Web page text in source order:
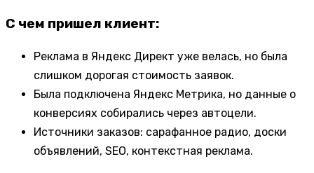
С чем пришел клиент:
Реклама в Яндекс Директ уже велась, но была
слишком дорогая стоимость заявок.
Была подключена Яндекс Метрика, но данные о
конверсиях собирались через автоцели.
Источники заказов: сарафанное радио, доски
объявлений, SEO, контекстная реклама.